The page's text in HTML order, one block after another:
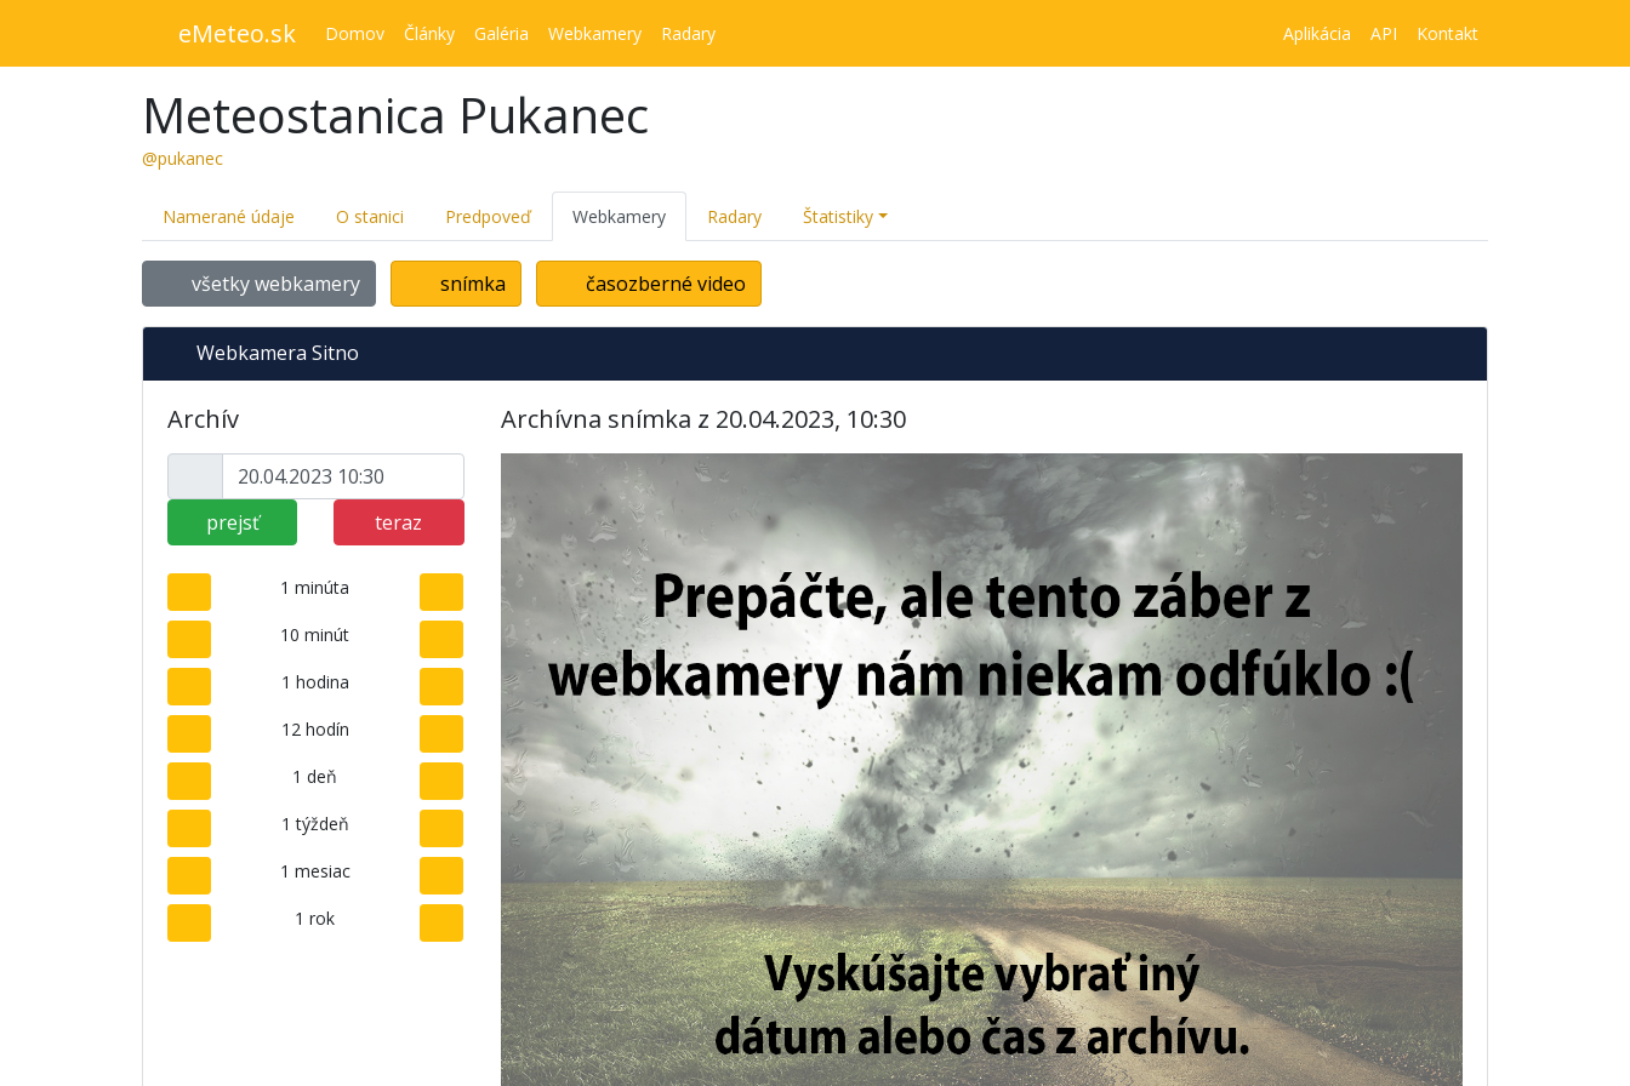
eMeteo.sk Domov Články Galéria Webkamery Radary Aplikácia API Kontakt
Meteostanica Pukanec
@pukanec
Namerané údaje O stanici Predpoveď Webkamery Radary Štatistiky
všetky webkamery snímka časozberné video
Webkamera Sitno
Archív
prejsť teraz
1 minúta
10 minút
1 hodina
12 hodín
1 deň
1 týždeň
1 mesiac
1 rok
Archívna snímka z 20.04.2023, 10:30